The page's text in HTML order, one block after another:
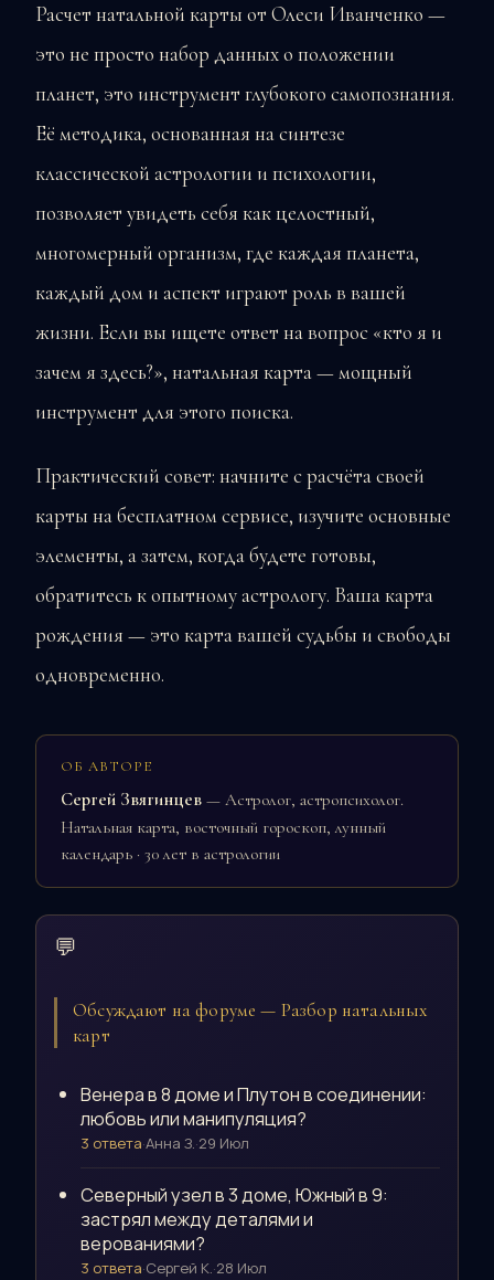
Расчет натальной карты от Олеси Иванченко —
это не просто набор данных о положении
планет, это инструмент глубокого самопознания.
Её методика, основанная на синтезе
классической астрологии и психологии,
позволяет увидеть себя как целостный,
многомерный организм, где каждая планета,
каждый дом и аспект играют роль в вашей
жизни. Если вы ищете ответ на вопрос «кто я и
зачем я здесь?», натальная карта — мощный
инструмент для этого поиска.
Практический совет: начните с расчёта своей
карты на бесплатном сервисе, изучите основные
элементы, а затем, когда будете готовы,
обратитесь к опытному астрологу. Ваша карта
рождения — это карта вашей судьбы и свободы
одновременно.
ОБ АВТОРЕ
Сергей Звягинцев — Астролог, астропсихолог.
Натальная карта, восточный гороскоп, лунный
календарь · 30 лет в астрологии
💬
Обсуждают на форуме — Разбор натальных
карт
Венера в 8 доме и Плутон в соединении:
любовь или манипуляция?
3 ответа·Анна З.·29 Июл
Северный узел в 3 доме, Южный в 9:
застрял между деталями и
верованиями?
3 ответа·Сергей К.·28 Июл